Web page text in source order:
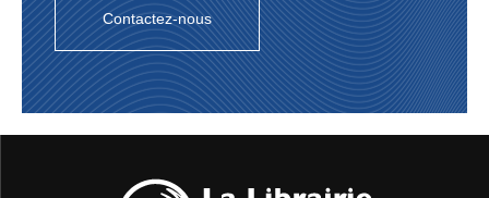
Contactez-nous